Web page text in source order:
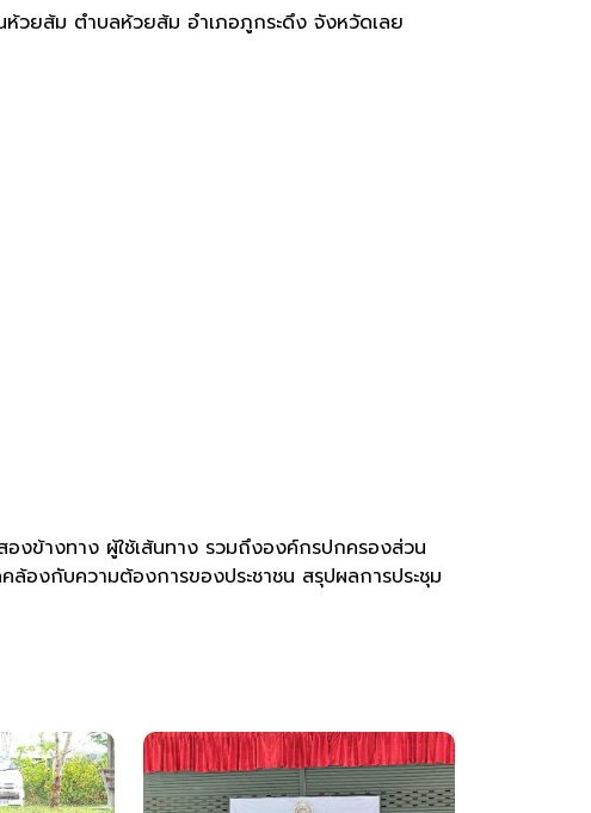
ม ตำบลห้วยส้ม อำเภอภูกระดึง จังหวัดเลย
างทาง ผู้ใช้เส้นทาง รวมถึงองค์กรปกครองส่วน
องกับความต้องการของประชาชน สรุปผลการประชุม